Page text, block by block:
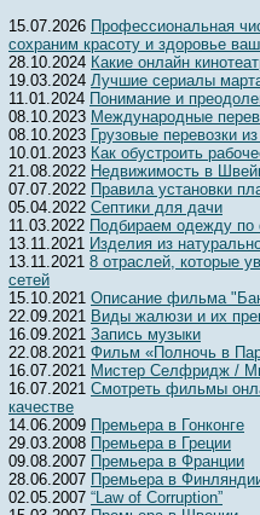
15.07.2026 Профессиональная
сохраним красоту и здоровье
28.10.2024 Какие онлайн
19.03.2024 Лучшие сериалы
11.01.2024 Понимание и
08.10.2023 Международные
08.10.2023 Грузовые перевозки
10.01.2023 Как обустроить
21.08.2022 Недвижимость в
07.07.2022 Правила установки
05.04.2022 Септики для дачи
11.03.2022 Подбираем одежду по
13.11.2021 Изделия из
13.11.2021 8 отраслей, которые
сетей
15.10.2021 Описание фильма
22.09.2021 Виды жалюзи и их
16.09.2021 Запись музыки
22.08.2021 Фильм «Полночь в
16.07.2021 Мистер Селфридж /
16.07.2021 Смотреть фильмы
качестве
14.06.2009 Премьера в Гонконге
29.03.2008 Премьера в Греции
09.08.2007 Премьера в Франции
28.06.2007 Премьера в
02.05.2007 “Law of Corruption”